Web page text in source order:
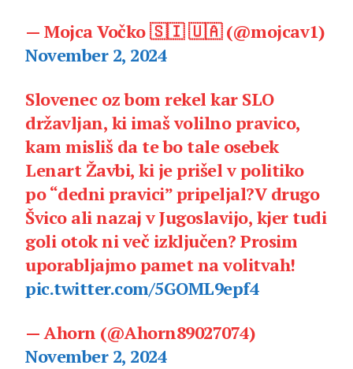
— Mojca Vočko 🇸🇮 🇺🇦 (@mojcav1)
November 2, 2024
Slovenec oz bom rekel kar SLO
državljan, ki imaš volilno pravico,
kam misliš da te bo tale osebek
Lenart Žavbi, ki je prišel v politiko
po “dedni pravici” pripeljal?V drugo
Švico ali nazaj v Jugoslavijo, kjer tudi
goli otok ni več izključen? Prosim
uporabljajmo pamet na volitvah!
pic.twitter.com/5GOML9epf4
— Ahorn (@Ahorn89027074)
November 2, 2024